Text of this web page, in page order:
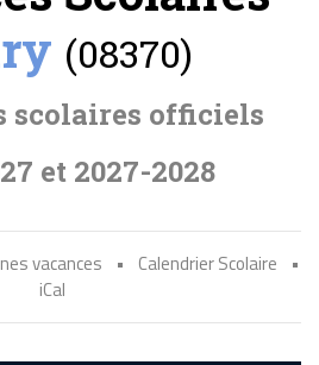
(08370)
scolaires officiels
et 2027-2028
vacances • Calendrier Scolaire
•
iCal